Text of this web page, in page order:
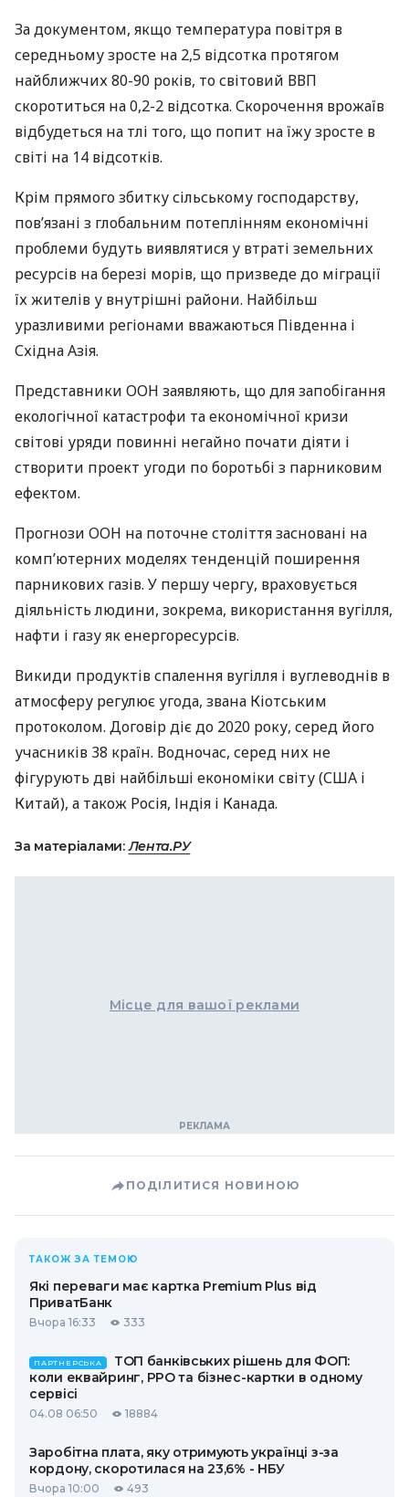
За документом, якщо температура повітря в
середньому зросте на 2,5 відсотка протягом
найближчих 80-90 років, то світовий ВВП
скоротиться на 0,2-2 відсотка. Скорочення врожаїв
відбудеться на тлі того, що попит на їжу зросте в
світі на 14 відсотків.
Крім прямого збитку сільському господарству,
пов’язані з глобальним потеплінням економічні
проблеми будуть виявлятися у втраті земельних
ресурсів на березі морів, що призведе до міграції
їх жителів у внутрішні райони. Найбільш
уразливими регіонами вважаються Південна і
Східна Азія.
Представники ООН заявляють, що для запобігання
екологічної катастрофи та економічної кризи
світові уряди повинні негайно почати діяти і
створити проект угоди по боротьбі з парниковим
ефектом.
Прогнози ООН на поточне століття засновані на
комп’ютерних моделях тенденцій поширення
парникових газів. У першу чергу, враховується
діяльність людини, зокрема, використання вугілля,
нафти і газу як енергоресурсів.
Викиди продуктів спалення вугілля і вуглеводнів в
атмосферу регулює угода, звана Кіотським
протоколом. Договір діє до 2020 року, серед його
учасників 38 країн. Водночас, серед них не
фігурують дві найбільші економіки світу (США і
Китай), а також Росія, Індія і Канада.
За матеріалами:Лента.РУ
Місце для вашої реклами
ПОДІЛИТИСЯ НОВИНОЮ
ТАКОЖ ЗА ТЕМОЮ
Які переваги має картка Premium Plus від
ПриватБанк
Вчора 16:33 333
ПАРТНЕРСЬКА
ТОП банківських рішень для ФОП:
коли еквайринг, РРО та бізнес-картки в одному
сервісі
04.08 06:50 18884
Заробітна плата, яку отримують українці з-за
кордону, скоротилася на 23,6% - НБУ
Вчора 10:00 493